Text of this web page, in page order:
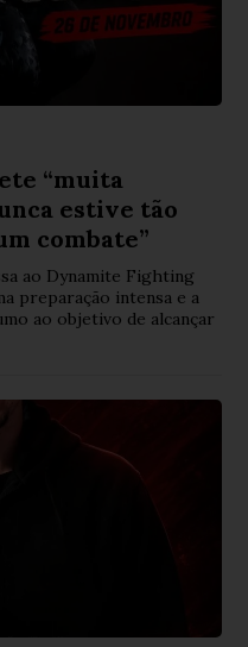
“muita
estive tão
combate”
ao Dynamite Fighting
preparação intensa e a
ao objetivo de alcançar